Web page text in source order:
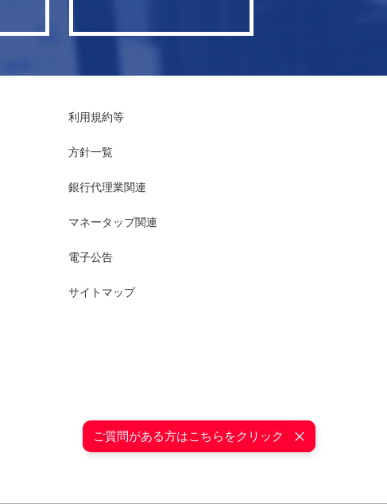
利用規約等
方針一覧
銀行代理業関連
マネータップ関連
電子公告
サイトマップ
ご質問がある方はこちらをクリック